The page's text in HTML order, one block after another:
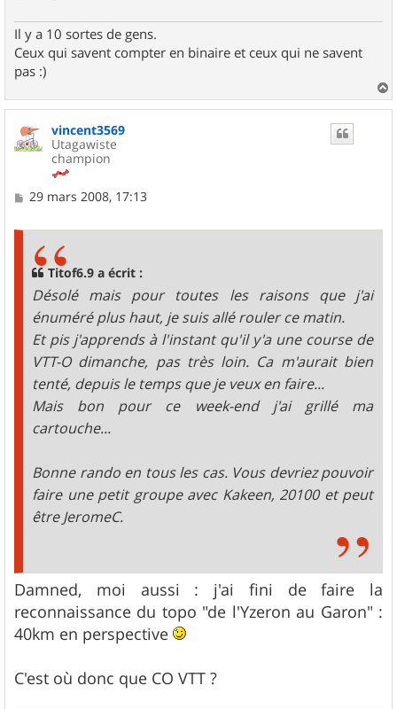
Il y a 10 sortes de gens.
Ceux qui savent compter en binaire et ceux qui ne savent
pas :)
a
vincent3569
Utagawiste
champion
M
29 mars 2008, 17:13
Titof6.9 a écrit :
Désolé mais pour toutes les raisons que j'ai
énuméré plus haut, je suis allé rouler ce matin.
Et pis j'apprends à l'instant qu'il y'a une course de
VTT-O dimanche, pas très loin. Ca m'aurait bien
tenté, depuis le temps que je veux en faire...
Mais bon pour ce week-end j'ai grillé ma
cartouche...
Bonne rando en tous les cas. Vous devriez pouvoir
faire une petit groupe avec Kakeen, 20100 et peut
être JeromeC.
Damned, moi aussi : j'ai fini de faire la
reconnaissance du topo "de l'Yzeron au Garon" :
40km en perspective
C'est où donc que CO VTT ?